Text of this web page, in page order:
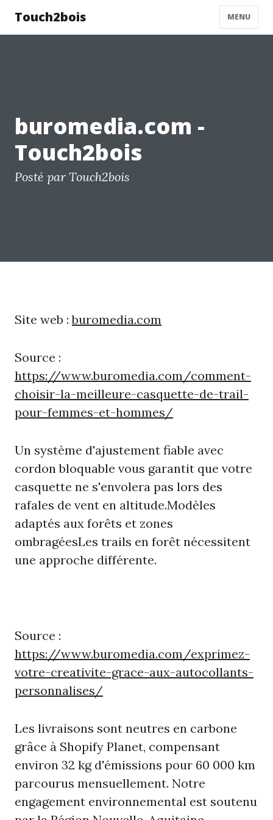
Touch2bois MENU
buromedia.com -
Touch2bois
Posté par Touch2bois
Site web :buromedia.com
Source :
https://www.buromedia.com/comment-
choisir-la-meilleure-casquette-de-trail-
pour-femmes-et-hommes/
Un système d'ajustement fiable avec
cordon bloquable vous garantit que votre
casquette ne s'envolera pas lors des
rafales de vent en altitude.Modèles
adaptés aux forêts et zones
ombragéesLes trails en forêt nécessitent
une approche différente.
Source :
https://www.buromedia.com/exprimez-
votre-creativite-grace-aux-autocollants-
personnalises/
Les livraisons sont neutres en carbone
grâce à Shopify Planet, compensant
environ 32 kg d'émissions pour 60 000 km
parcourus mensuellement. Notre
engagement environnemental est soutenu